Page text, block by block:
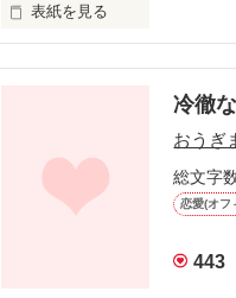
表紙を見る
しかし、ある出来事をきっ
関係修復もできないまま、
引っ越すことになり、哲平
冷徹
おうぎ
総文字
恋愛(オフ
443